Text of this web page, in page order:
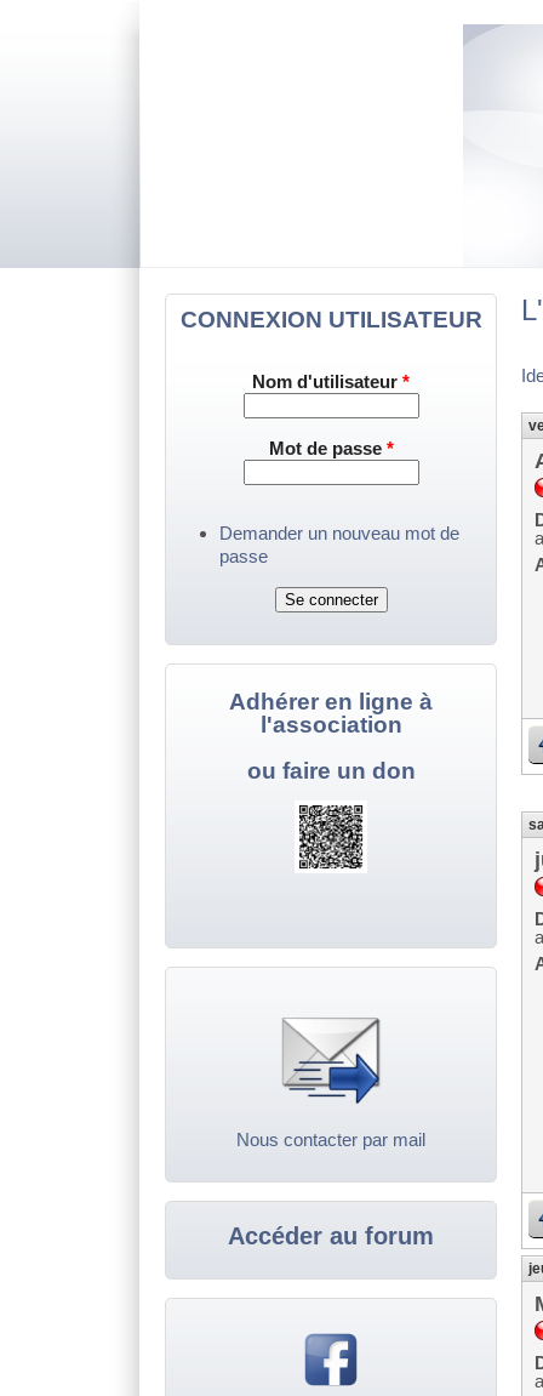
CONNEXION UTILISATEUR
Nom d'utilisateur*
Mot de passe *
Demander un nouveau mot de
passe
Adhérer en ligne à
l'association
ou faire un don
Nous contacter par mail
Accéder au forum